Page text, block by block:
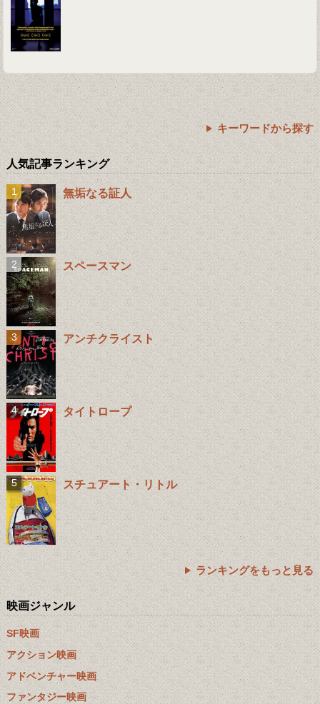
キーワードから探す
人気記事ランキング
無垢なる証人
スペースマン
アンチクライスト
タイトロープ
スチュアート・リトル
ランキングをもっと見る
映画ジャンル
SF映画
アクション映画
アドベンチャー映画
ファンタジー映画